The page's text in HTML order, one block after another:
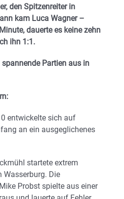
den Spitzenreiter in
kam Luca Wagner –
dauerte es keine zehn
ihn 1:1.
Partien aus in
entwickelte sich auf
an ein ausgeglichenes
startete extrem
Wasserburg. Die
Probst spielte aus einer